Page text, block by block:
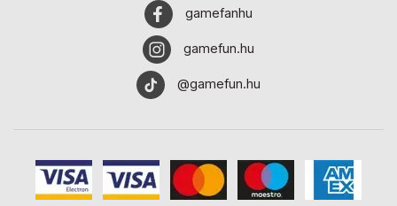
gamefanhu
gamefun.hu
@gamefun.hu